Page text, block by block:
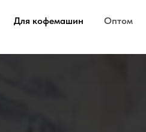
Для кофемашин Оптом